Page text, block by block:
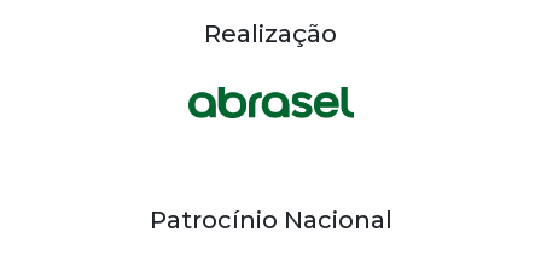
Realização
Patrocínio Nacional